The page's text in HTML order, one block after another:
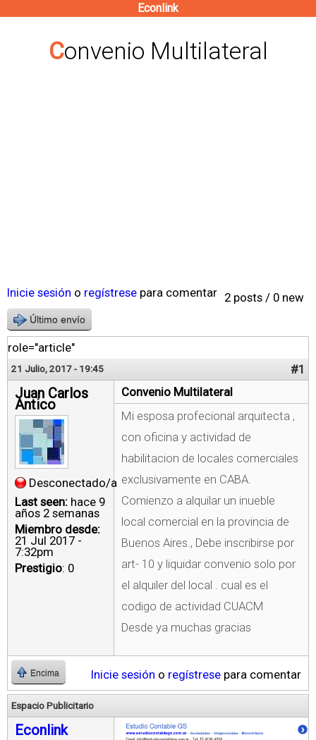
contenido
Econlink
Convenio Multilateral
2 posts / 0 new
Inicie sesión o regístrese para comentar
Último envío
role="article"
21 Julio, 2017 - 19:45 #1
Juan Carlos
Antico
Desconectado/a
Last seen: hace 9
años 2 semanas
Miembro desde:
21 Jul 2017 -
7:32pm
Prestigio: 0
Convenio Multilateral
Mi esposa profecional arquitecta ,
con oficina y actividad de
habilitacion de locales comerciales
exclusivamente en CABA.
Comienzo a alquilar un inueble
local comercial en la provincia de
Buenos Aires., Debe inscribirse por
art- 10 y liquidar convenio solo por
el alquiler del local . cual es el
codigo de actividad CUACM
Desde ya muchas gracias
Encima Inicie sesión o regístrese para comentar
Espacio Publicitario
Econlink